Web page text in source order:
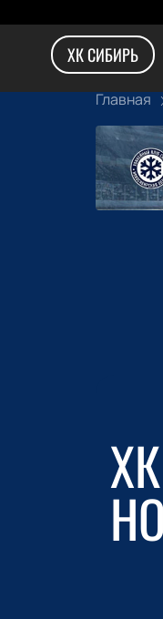
ХК СИБИРЬ
Главная